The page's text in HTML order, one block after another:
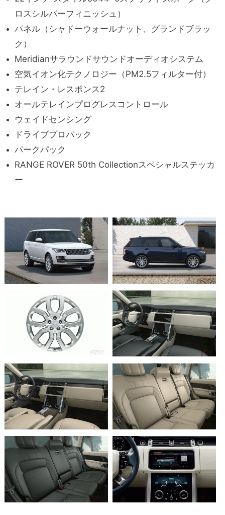
ロスシルバーフィニッシュ）
パネル（シャドーウォールナット、グランドブラッ
ク）
Meridianサラウンドサウンドオーディオシステム
空気イオン化テクノロジー（PM2.5フィルター付）
テレイン・レスポンス2
オールテレインプログレスコントロール
ウェイドセンシング
ドライブプロパック
パークパック
RANGE ROVER 50th Collectionスペシャルステッカ
ー